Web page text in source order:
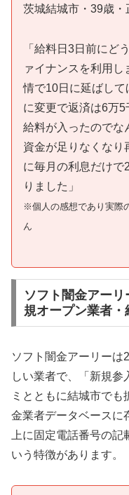
茨城結城市・39歳・
「給料日3日前にど
ァイナンスを利用
情で10日に延ばし
に変更で返済は6万5
給料が入ったのでな
資金が足りなくなり
に毎月の利息だけで
りました」
※個人の感想であり実際
ん
ソフト闇金アー
規オープン業者・
ソフト闇金アーリーは
しい業者で、「新規参
ミとともに結城市で
金業者データベースに
上に固定電話番号の
いう特徴があります。